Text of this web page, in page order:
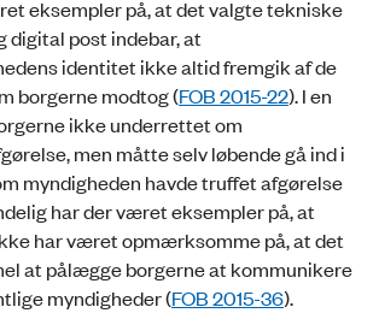
eksempler på, at det valgte tekniske
digital post indebar, at
identitet ikke altid fremgik af de
borgerne modtog (FOB 2015-22). I en
ikke underrettet om
men måtte selv løbende gå ind i
myndigheden havde truffet afgørelse
har der været eksempler på, at
har været opmærksomme på, at det
at pålægge borgerne at kommunikere
myndigheder (FOB 2015-36).